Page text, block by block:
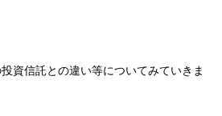
資信託との違い等についてみていきま